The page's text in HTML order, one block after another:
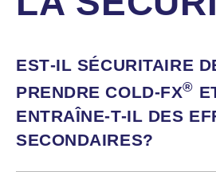
COLD-FX®
Soutien
EST‑IL SÉCURITAIRE
PRENDRECOLD‑FX®
ENTRAÎNE‑T-IL DES
SECONDAIRES?